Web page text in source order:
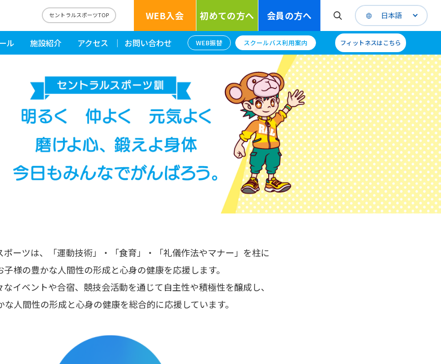
セントラルスポーツTOP WEB入会 初めての方へ 会員の方へ 日本語
ル 施設紹介 アクセス お問い合わせ WEB振替 スクールバス利用案内 フィットネスはこちら
ポーツは、「運動技術」・「食育」・「礼儀作法やマナー」を柱に
子様の豊かな人間性の形成と心身の健康を応援します。
イベントや合宿、競技会活動を通じて自主性や積極性を醸成し、
な人間性の形成と心身の健康を総合的に応援しています。